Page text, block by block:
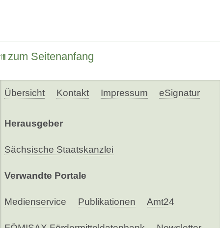
zum Seitenanfang
Übersicht Kontakt Impressum eSignatur
Herausgeber
Sächsische Staatskanzlei
Verwandte Portale
Medienservice Publikationen Amt24